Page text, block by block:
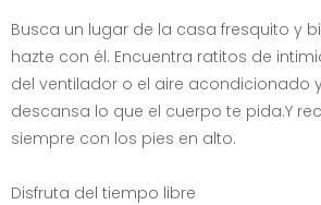
Busca un lugar de la casa fresquito y
hazte con él. Encuentra ratitos de
del ventilador o el aire acondicionado
descansa lo que el cuerpo te pida.Y
siempre con los pies en alto.
Disfruta del tiempo libre